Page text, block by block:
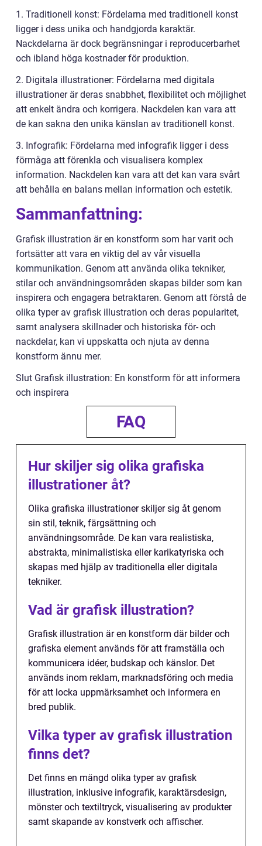
1. Traditionell konst: Fördelarna med traditionell konst
ligger i dess unika och handgjorda karaktär.
Nackdelarna är dock begränsningar i reproducerbarhet
och ibland höga kostnader för produktion.
2. Digitala illustrationer: Fördelarna med digitala
illustrationer är deras snabbhet, flexibilitet och möjlighet
att enkelt ändra och korrigera. Nackdelen kan vara att
de kan sakna den unika känslan av traditionell konst.
3. Infografik: Fördelarna med infografik ligger i dess
förmåga att förenkla och visualisera komplex
information. Nackdelen kan vara att det kan vara svårt
att behålla en balans mellan information och estetik.
Sammanfattning:
Grafisk illustration är en konstform som har varit och
fortsätter att vara en viktig del av vår visuella
kommunikation. Genom att använda olika tekniker,
stilar och användningsområden skapas bilder som kan
inspirera och engagera betraktaren. Genom att förstå de
olika typer av grafisk illustration och deras popularitet,
samt analysera skillnader och historiska för- och
nackdelar, kan vi uppskatta och njuta av denna
konstform ännu mer.
Slut Grafisk illustration: En konstform för att informera
och inspirera
FAQ
Hur skiljer sig olika grafiska
illustrationer åt?
Olika grafiska illustrationer skiljer sig åt genom
sin stil, teknik, färgsättning och
användningsområde. De kan vara realistiska,
abstrakta, minimalistiska eller karikatyriska och
skapas med hjälp av traditionella eller digitala
tekniker.
Vad är grafisk illustration?
Grafisk illustration är en konstform där bilder och
grafiska element används för att framställa och
kommunicera idéer, budskap och känslor. Det
används inom reklam, marknadsföring och media
för att locka uppmärksamhet och informera en
bred publik.
Vilka typer av grafisk illustration
finns det?
Det finns en mängd olika typer av grafisk
illustration, inklusive infografik, karaktärsdesign,
mönster och textiltryck, visualisering av produkter
samt skapande av konstverk och affischer.